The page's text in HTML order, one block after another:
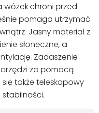
wózek chroni przed
pomaga utrzymać
Jasny materiał z
słoneczne, a
Zadaszenie
za pomocą
także teleskopowy